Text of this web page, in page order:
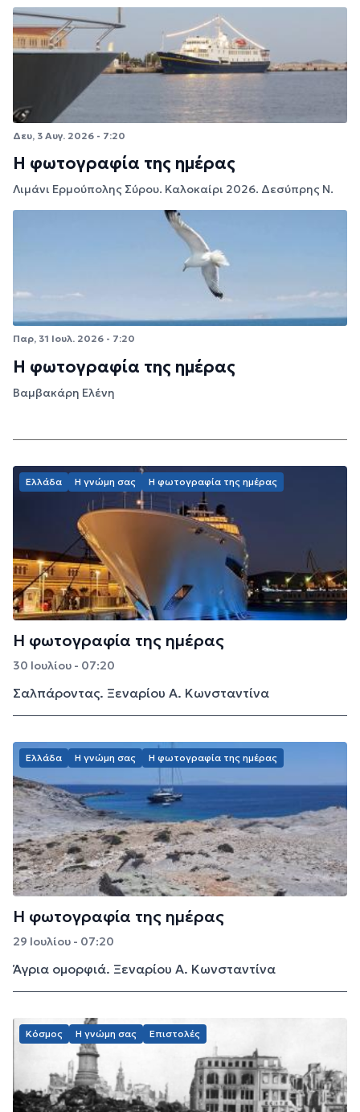
Δευ, 3 Αυγ. 2026 - 7:20
Η φωτογραφία της ημέρας
Λιμάνι Ερμούπολης Σύρου. Καλοκαίρι 2026. Δεσύπρης Ν.
Παρ, 31 Ιουλ. 2026 - 7:20
Η φωτογραφία της ημέρας
Βαμβακάρη Ελένη
Ελλάδα Η γνώμη σας Η φωτογραφία της ημέρας
Η φωτογραφία της ημέρας
30 Ιουλίου - 07:20
Σαλπάροντας. Ξεναρίου Α. Κωνσταντίνα
Ελλάδα Η γνώμη σας Η φωτογραφία της ημέρας
Η φωτογραφία της ημέρας
29 Ιουλίου - 07:20
Άγρια ομορφιά. Ξεναρίου Α. Κωνσταντίνα
Κόσμος Η γνώμη σας Επιστολές